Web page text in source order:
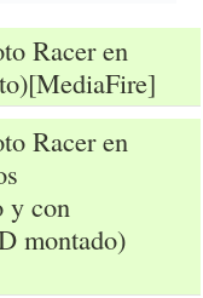
Racer en
Racer en
y con
montado)